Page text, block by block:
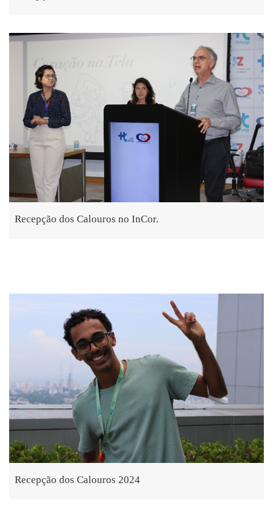
Recepção dos Calouros no InCor.
Recepção dos Calouros 2024